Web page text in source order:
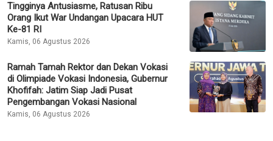
Tingginya Antusiasme, Ratusan Ribu
Orang Ikut War Undangan Upacara HUT
Ke-81 RI
Kamis, 06 Agustus 2026
Ramah Tamah Rektor dan Dekan Vokasi
di Olimpiade Vokasi Indonesia, Gubernur
Khofifah: Jatim Siap Jadi Pusat
Pengembangan Vokasi Nasional
Kamis, 06 Agustus 2026